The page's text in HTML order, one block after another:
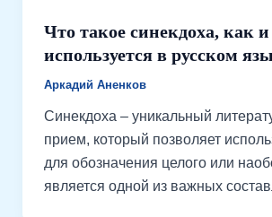
Что такое синекдоха, как и
используется в русском
Аркадий Аненков
Синекдоха – уникальный
прием, который позволяет
для обозначения целого или
является одной из важных